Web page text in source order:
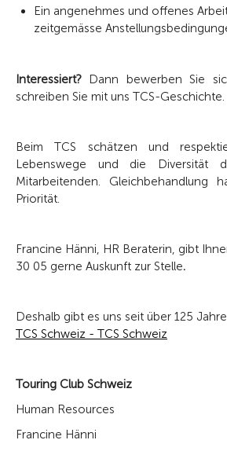
Ein angenehmes und offenes
zeitgemässe
Interessiert? Dann bewerben Sie
schreiben Sie mit uns TCS-Geschichte.
Beim TCS schätzen und
Lebenswege und die Diversität
Mitarbeitenden. Gleichbehandlung
Priorität.
Francine Hänni, HR Beraterin, gibt
30 05 gerne Auskunft zur Stelle.
Deshalb gibt es uns seit über 125
TCS Schweiz - TCS Schweiz
Touring Club Schweiz
Human Resources
Francine Hänni